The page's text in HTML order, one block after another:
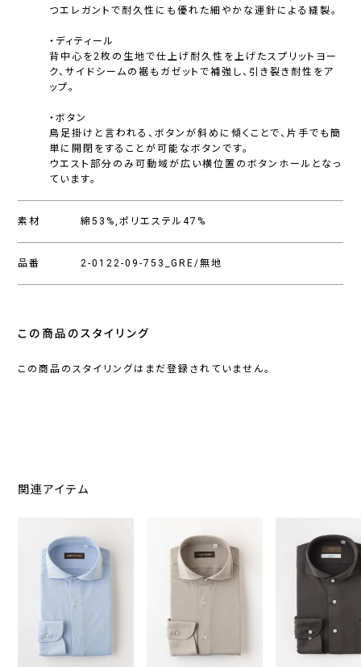
つエレガントで耐久性にも優れた細やかな運針による縫製。
・ディティール
背中心を2枚の生地で仕上げ耐久性を上げたスプリットヨー
ク、サイドシームの裾もガゼットで補強し、引き裂き耐性をア
ップ。
・ボタン
鳥足掛けと言われる、ボタンが斜めに傾くことで、片手でも簡
単に開閉をすることが可能なボタンです。
ウエスト部分のみ可動域が広い横位置のボタンホールとなっ
ています。
素材 綿53%,ポリエステル47%
品番 2-0122-09-753_GRE/無地
この商品のスタイリング
この商品のスタイリングはまだ登録されていません。
関連アイテム